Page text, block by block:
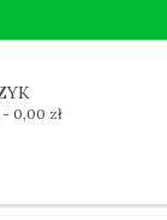
0,00 zł